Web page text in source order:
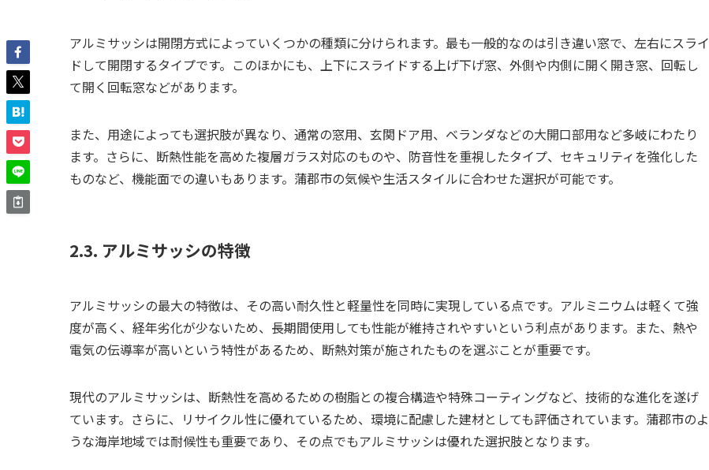
アルミサッシは開閉方式によっていくつかの種類に分けられます。最も一般的なのは引き違い窓で、左右にスライ
ドして開閉するタイプです。このほかにも、上下にスライドする上げ下げ窓、外側や内側に開く開き窓、回転し
て開く回転窓などがあります。
また、用途によっても選択肢が異なり、通常の窓用、玄関ドア用、ベランダなどの大開口部用など多岐にわたり
ます。さらに、断熱性能を高めた複層ガラス対応のものや、防音性を重視したタイプ、セキュリティを強化した
ものなど、機能面での違いもあります。蒲郡市の気候や生活スタイルに合わせた選択が可能です。
2.3. アルミサッシの特徴
アルミサッシの最大の特徴は、その高い耐久性と軽量性を同時に実現している点です。アルミニウムは軽くて強
度が高く、経年劣化が少ないため、長期間使用しても性能が維持されやすいという利点があります。また、熱や
電気の伝導率が高いという特性があるため、断熱対策が施されたものを選ぶことが重要です。
現代のアルミサッシは、断熱性を高めるための樹脂との複合構造や特殊コーティングなど、技術的な進化を遂げ
ています。さらに、リサイクル性に優れているため、環境に配慮した建材としても評価されています。蒲郡市のよ
うな海岸地域では耐候性も重要であり、その点でもアルミサッシは優れた選択肢となります。